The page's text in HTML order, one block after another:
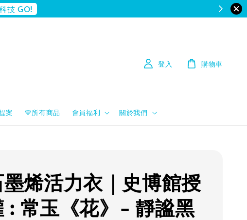
技 GO!
案 💙所有商品 會員福利 關於我們
登入 購物車
烯活力衣｜史博館授
: 常玉《花》- 靜謐黑